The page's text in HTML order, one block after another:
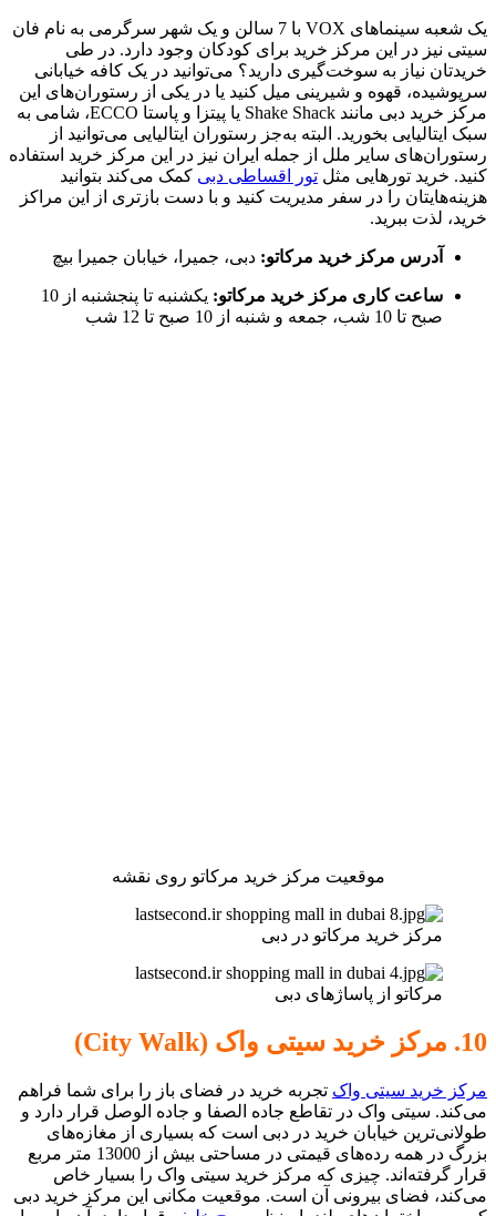
یک شعبه سینماهای VOX با 7 سالن و یک شهر سرگرمی به نام فان
سیتی نیز در این مرکز خرید برای کودکان وجود دارد. در طی
خریدتان نیاز به سوخت‌گیری دارید؟ می‌توانید در یک کافه خیابانی
سرپوشیده، قهوه و شیرینی میل کنید یا در یکی از رستوران‌های این
مرکز خرید دبی مانند Shake Shack یا پیتزا و پاستا ECCO، شامی به
سبک ایتالیایی بخورید. البته به‌جز رستوران ایتالیایی می‌توانید از
رستوران‌های سایر ملل از جمله ایران نیز در این مرکز خرید استفاده
کنید. خرید تورهایی مثل تور اقساطی دبی کمک می‌کند بتوانید
هزینه‌هایتان را در سفر مدیریت کنید و با دست بازتری از این مراکز
خرید، لذت ببرید.
آدرس مرکز خرید مرکاتو: دبی، جمیرا، خیابان جمیرا بیچ
ساعت کاری مرکز خرید مرکاتو:
یکشنبه تا پنجشنبه از 10
صبح تا 10 شب، جمعه و شنبه از 10 صبح تا 12 شب
موقعیت مرکز خرید مرکاتو روی نقشه
مرکز خرید مرکاتو در دبی
مرکاتو از پاساژهای دبی
10. مرکز خرید سیتی واک (City Walk)
مرکز خرید سیتی واک تجربه خرید در فضای باز را برای شما فراهم
می‌کند. سیتی واک در تقاطع جاده الصفا و جاده الوصل قرار دارد و
طولانی‌ترین خیابان خرید در دبی است که بسیاری از مغازه‌های
بزرگ در همه رده‌های قیمتی در مساحتی بیش از 13000 متر مربع
قرار گرفته‌اند. چیزی که مرکز خرید سیتی واک را بسیار خاص
می‌کند، فضای بیرونی آن است. موقعیت مکانی این مرکز خرید دبی